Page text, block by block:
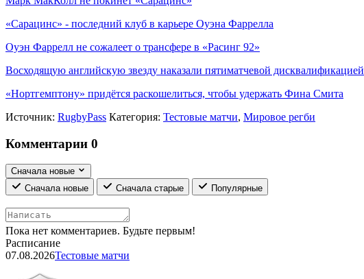
«Сарацинс» - последний клуб в карьере Оуэна Фаррелла
Оуэн Фаррелл не сожалеет о трансфере в «Расинг 92»
Восходящую английскую звезду наказали пятиматчевой дисквалификацией
«Нортгемптону» придётся раскошелиться, чтобы удержать Фина Смита
Источник: RugbyPass Категория: Тестовые матчи, Мировое регби
Комментарии 0
Сначала новые
Сначала новые
Сначала старые Популярные
Пока нет комментариев. Будьте первым!
Расписание
07.08.2026Тестовые матчи